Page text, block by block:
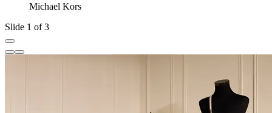
Michael Kors
Slide 1 of 3